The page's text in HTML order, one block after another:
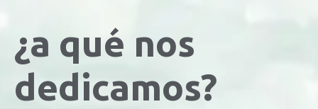
¿a qué nos
dedicamos?